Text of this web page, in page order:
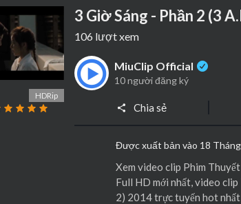
HDRip
3 Giờ Sáng - Phần 2 (3
106 lượt xem
MiuClip Official
10 người đăng ký
Chia sẻ
Được xuất bản vào 18
Xem video clip Phim
Full HD mới nhất, video
2) 2014 trực tuyến hot